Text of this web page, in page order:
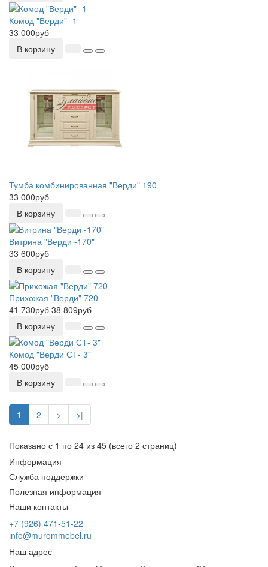
Комод "Верди" -1
33 000руб
В корзину
Тумба комбинированная "Верди" 190
33 000руб
В корзину
Витрина "Верди -170"
33 600руб
В корзину
Прихожая "Верди" 720
41 730руб 38 809руб
В корзину
Комод "Верди СТ- 3"
45 000руб
В корзину
1 2 > >|
Показано с 1 по 24 из 45 (всего 2 страниц)
Информация
Служба поддержки
Полезная информация
Наши контакты
+7 (926) 471-51-22
info@murommebel.ru
Наш адрес